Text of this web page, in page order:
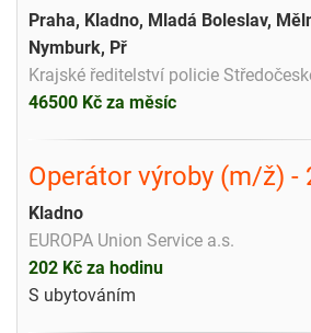
Praha, Kladno, Mladá Boleslav,
Nymburk, Př
Krajské ředitelství policie
46500 Kč za měsíc
Operátor výroby (m/ž) -
Kladno
EUROPA Union Service a.s.
202 Kč za hodinu
S ubytováním